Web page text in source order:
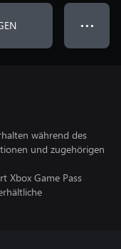
● ● ●
während des
und zugehörigen
Xbox Game Pass